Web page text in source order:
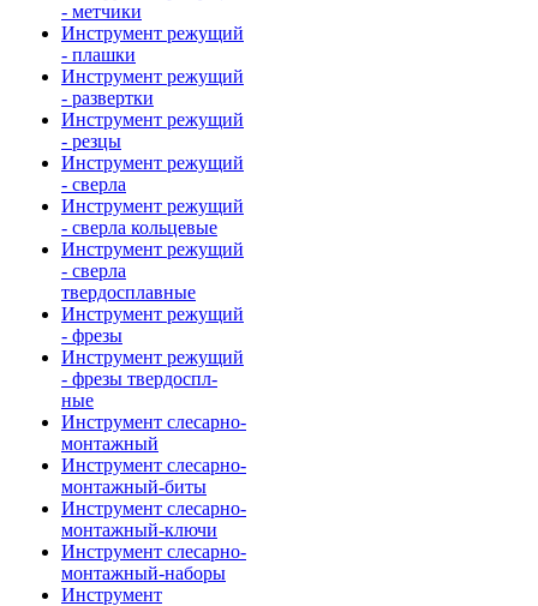
- метчики
Инструмент режущий
- плашки
Инструмент режущий
- развертки
Инструмент режущий
- резцы
Инструмент режущий
- сверла
Инструмент режущий
- сверла кольцевые
Инструмент режущий
- сверла
твердосплавные
Инструмент режущий
- фрезы
Инструмент режущий
- фрезы твердоспл-
ные
Инструмент слесарно-
монтажный
Инструмент слесарно-
монтажный-биты
Инструмент слесарно-
монтажный-ключи
Инструмент слесарно-
монтажный-наборы
Инструмент